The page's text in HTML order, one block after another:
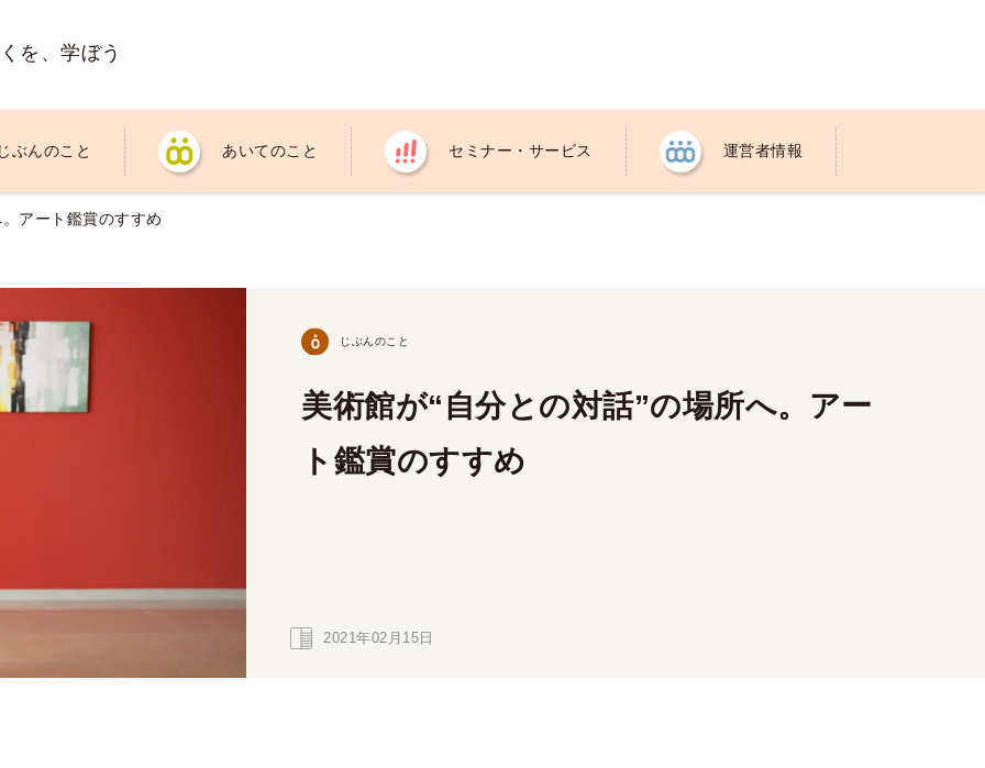
を、学ぼう
ぶんのこと あいてのこと セミナー・サービス 運営者情報
アート鑑賞のすすめ
じぶんのこと
美術館が“自分との対話”の場所へ。アー
ト鑑賞のすすめ
2021年02月15日